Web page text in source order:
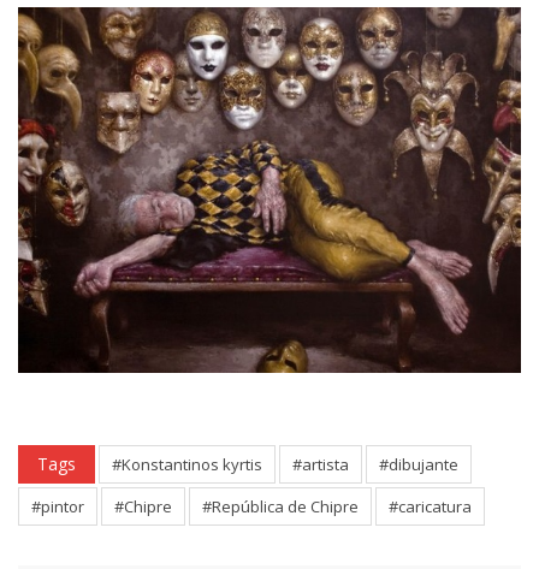
Tags #Konstantinos kyrtis #artista
#dibujante
#pintor
#Chipre #República de Chipre #caricatura